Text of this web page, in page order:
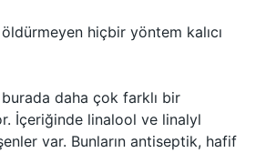
hiçbir yöntem kalıcı
daha çok farklı bir
İçeriğinde linalool ve linalyl
var. Bunların antiseptik, hafif